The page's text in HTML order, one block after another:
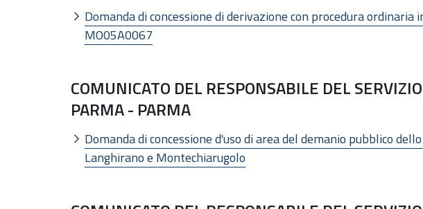
Domanda di concessione di derivazione con procedura ordinaria
MO05A0067
COMUNICATO DEL RESPONSABILE DEL
PARMA - PARMA
Domanda di concessione d'uso di area del demanio pubblico
Langhirano e Montechiarugolo